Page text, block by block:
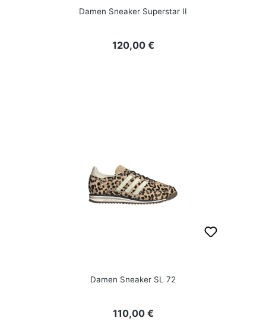
Damen Sneaker Superstar II
Regulärer Preis:
120,00 €
Damen Sneaker SL 72
Regulärer Preis:
110,00 €